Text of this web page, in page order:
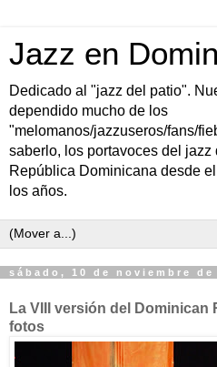
Jazz en
Dedicado al "jazz del patio".
dependido mucho de los
"melomanos/jazzuseros/fans/
saberlo, los portavoces del jazz
República Dominicana desde
los años.
sábado, 10 de noviembre de
La VIII versión del Dominican
fotos